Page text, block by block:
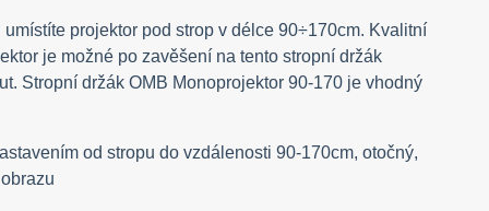
projektor pod strop v délce 90÷170cm. Kvalitní
je možné po zavěšení na tento stropní držák
Stropní držák OMB Monoprojektor 90-170 je vhodný